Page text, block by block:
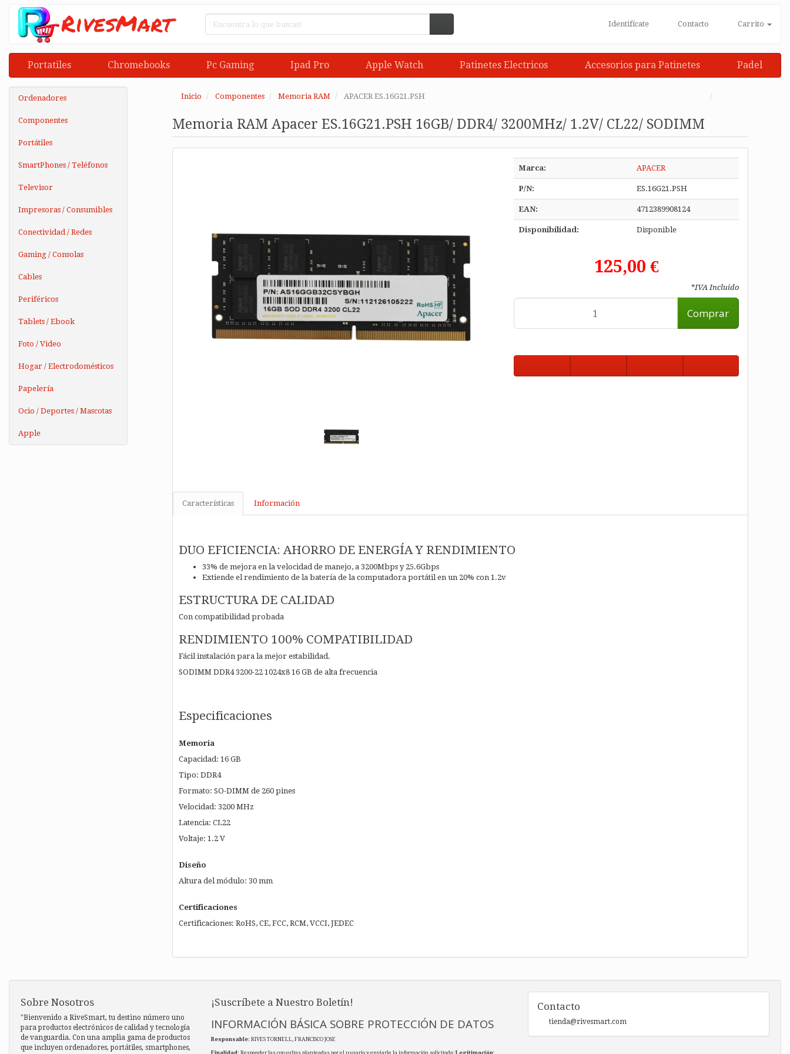
Identifícate Contacto Carrito
Portatiles Chromebooks Pc Gaming Ipad Pro Apple Watch Patinetes Electricos Accesorios para Patinetes Padel
Ordenadores
Componentes
Portátiles
SmartPhones / Teléfonos
Televisor
Impresoras / Consumibles
Conectividad / Redes
Gaming / Consolas
Cables
Periféricos
Tablets / Ebook
Foto / Video
Hogar / Electrodomésticos
Papelería
Ocio / Deportes / Mascotas
Apple
Inicio Componentes Memoria RAM APACER ES.16G21.PSH
Memoria RAM Apacer ES.16G21.PSH 16GB/ DDR4/ 3200MHz/ 1.2V/ CL22/ SODIMM
Marca: APACER
P/N: ES.16G21.PSH
EAN: 4712389908124
Disponibilidad: Disponible
125,00 €
*IVA Incluido
Comprar
Características Información
DUO EFICIENCIA: AHORRO DE ENERGÍA Y RENDIMIENTO
33% de mejora en la velocidad de manejo, a 3200Mbps y 25.6Gbps
Extiende el rendimiento de la batería de la computadora portátil en un 20% con 1.2v
ESTRUCTURA DE CALIDAD
Con compatibilidad probada
RENDIMIENTO 100% COMPATIBILIDAD
Fácil instalación para la mejor estabilidad.
SODIMM DDR4 3200-22 1024x8 16 GB de alta frecuencia
Especificaciones
Memoria
Capacidad: 16 GB
Tipo: DDR4
Formato: SO-DIMM de 260 pines
Velocidad: 3200 MHz
Latencia: CL22
Voltaje: 1.2 V
Diseño
Altura del módulo: 30 mm
Certificaciones
Certificaciones: RoHS, CE, FCC, RCM, VCCI, JEDEC
Sobre Nosotros
"Bienvenido a RiveSmart, tu destino número uno
para productos electrónicos de calidad y tecnología
de vanguardia. Con una amplia gama de productos
que incluyen ordenadores, portátiles, smartphones,
¡Suscríbete a Nuestro Boletín!
INFORMACIÓN BÁSICA SOBRE PROTECCIÓN DE DATOS
Responsable: RIVES TORNELL, FRANCISCO JOSE
Contacto
tienda@rivesmart.com